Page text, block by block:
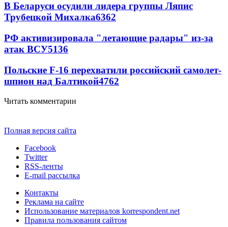
В Беларуси осудили лидера группы Ляпис
Трубецкой Михалка6362
РФ активизировала "летающие радары" из-за
атак ВСУ5136
Польские F-16 перехватили российский самолет-
шпион над Балтикой4762
Читать комментарии
Полная версия сайта
Facebook
Twitter
RSS-ленты
E-mail рассылка
Контакты
Реклама на сайте
Использование материалов korrespondent.net
Правила пользования сайтом